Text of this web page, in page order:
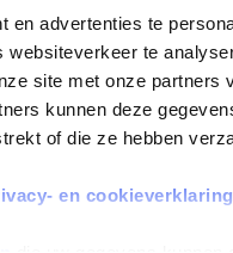
en advertenties te
websiteverkeer te
site met onze partners
kunnen deze
of die ze hebben
en cookieverklaring
auto